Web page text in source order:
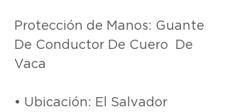
Protección de Manos: Guante
De Conductor De Cuero  De
Vaca
• Ubicación: El Salvador